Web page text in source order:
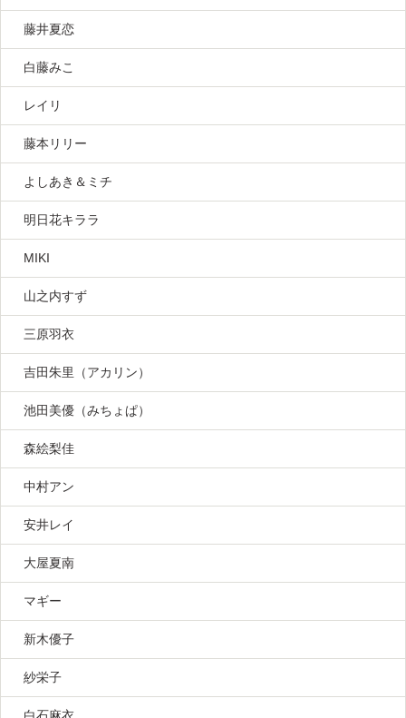
藤井夏恋
白藤みこ
レイリ
藤本リリー
よしあき＆ミチ
明日花キララ
MIKI
山之内すず
三原羽衣
吉田朱里（アカリン）
池田美優（みちょぱ）
森絵梨佳
中村アン
安井レイ
大屋夏南
マギー
新木優子
紗栄子